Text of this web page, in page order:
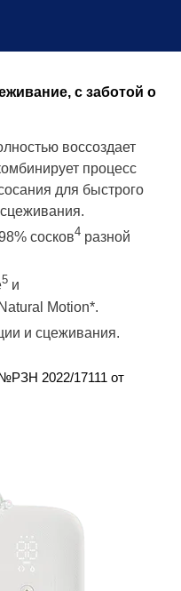
с заботой о
воссоздает
процесс
для быстрого
сосков4 разной
5 и
Motion*​.
и сцеживания.
2022/17111 от